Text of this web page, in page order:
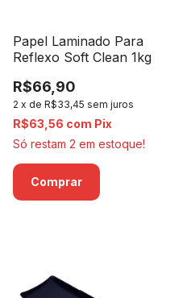
Papel Laminado Para
Reflexo Soft Clean 1kg
R$66,90
2 x de R$33,45 sem juros
R$63,56 com Pix
Só restam 2 em estoque!